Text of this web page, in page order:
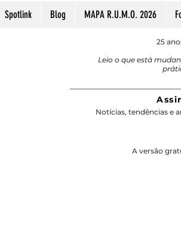
Spotlink Blog MAPA R.U.M.O. 2026
25
Leio o que está
Notícias, tendências e
A versão